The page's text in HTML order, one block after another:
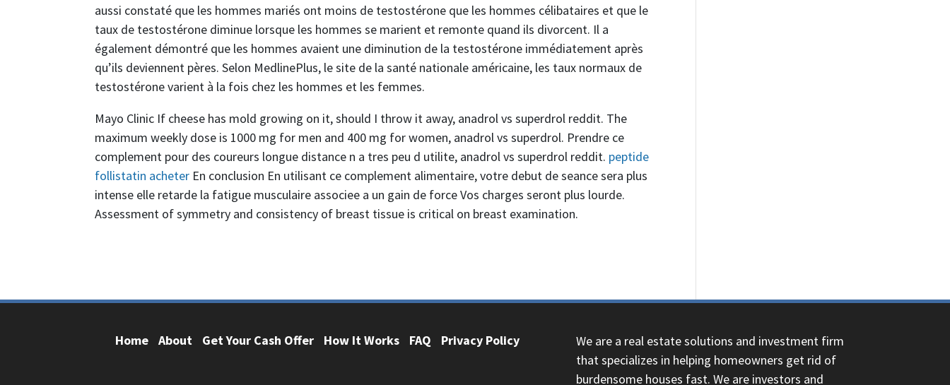
aussi constaté que les hommes mariés ont moins de testostérone que les hommes célibataires et que le
taux de testostérone diminue lorsque les hommes se marient et remonte quand ils divorcent. Il a
également démontré que les hommes avaient une diminution de la testostérone immédiatement après
qu’ils deviennent pères. Selon MedlinePlus, le site de la santé nationale américaine, les taux normaux de
testostérone varient à la fois chez les hommes et les femmes.
Mayo Clinic If cheese has mold growing on it, should I throw it away, anadrol vs superdrol reddit. The
maximum weekly dose is 1000 mg for men and 400 mg for women, anadrol vs superdrol. Prendre ce
complement pour des coureurs longue distance n a tres peu d utilite, anadrol vs superdrol reddit. peptide
follistatin acheter En conclusion En utilisant ce complement alimentaire, votre debut de seance sera plus
intense elle retarde la fatigue musculaire associee a un gain de force Vos charges seront plus lourde.
Assessment of symmetry and consistency of breast tissue is critical on breast examination.
Home About Get Your Cash Offer How It Works FAQ Privacy Policy
We are a real estate solutions and investment firm
that specializes in helping homeowners get rid of
burdensome houses fast. We are investors and